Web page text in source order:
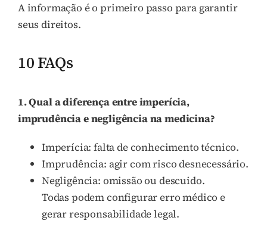
A informação é o primeiro passo para garantir
seus direitos.
10 FAQs
1. Qual a diferença entre imperícia,
imprudência e negligência na medicina?
Imperícia: falta de conhecimento técnico.
Imprudência: agir com risco desnecessário.
Negligência: omissão ou descuido.
Todas podem configurar erro médico e
gerar responsabilidade legal.